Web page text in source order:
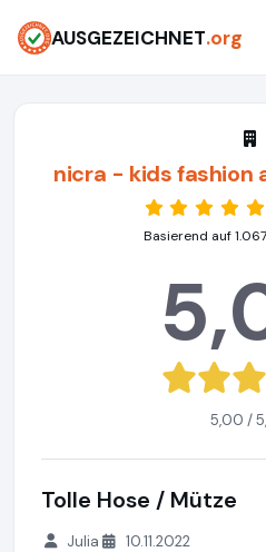
AUSGEZEICHNET.org
nicra - kids fashion
Basierend auf
5,00 /
Tolle Hose / Mütze
Julia 10.11.2022